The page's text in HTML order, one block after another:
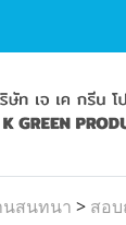
นสนทนา > สอบ